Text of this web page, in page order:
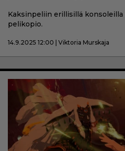
Kaksinpeliin erillisillä
pelikopio.
14.9.2025 12:00 | Viktoria Murskaja